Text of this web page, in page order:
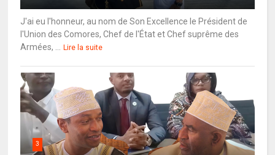
J'ai eu l'honneur, au nom de Son Excellence le Président de
l'Union des Comores, Chef de l'État et Chef suprême des
Armées, ...
Lire la suite
3